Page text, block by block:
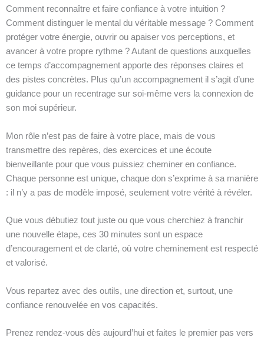
Comment reconnaître et faire confiance à votre intuition ?
Comment distinguer le mental du véritable message ? Comment
protéger votre énergie, ouvrir ou apaiser vos perceptions, et
avancer à votre propre rythme ? Autant de questions auxquelles
ce temps d’accompagnement apporte des réponses claires et
des pistes concrètes. Plus qu’un accompagnement il s’agit d’une
guidance pour un recentrage sur soi-même vers la connexion de
son moi supérieur.
Mon rôle n’est pas de faire à votre place, mais de vous
transmettre des repères, des exercices et une écoute
bienveillante pour que vous puissiez cheminer en confiance.
Chaque personne est unique, chaque don s’exprime à sa manière
: il n’y a pas de modèle imposé, seulement votre vérité à révéler.
Que vous débutiez tout juste ou que vous cherchiez à franchir
une nouvelle étape, ces 30 minutes sont un espace
d’encouragement et de clarté, où votre cheminement est respecté
et valorisé.
Vous repartez avec des outils, une direction et, surtout, une
confiance renouvelée en vos capacités.
Prenez rendez-vous dès aujourd’hui et faites le premier pas vers